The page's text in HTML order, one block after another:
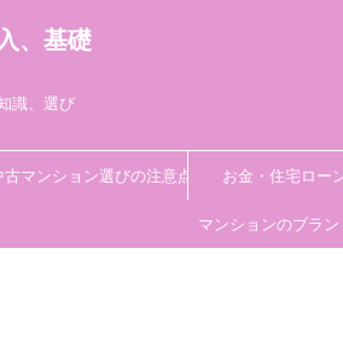
、基礎
識、選び
古マンション選びの注意点 お金・住宅ロー
マンションのブラン